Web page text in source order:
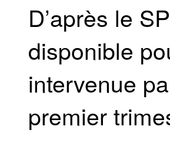
D’après le
disponible
intervenue
premier